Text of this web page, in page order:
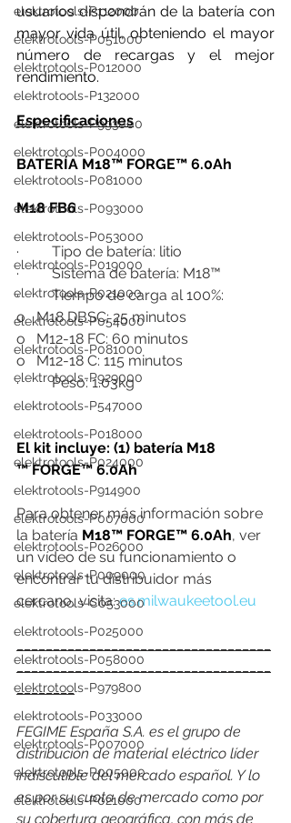
elektrotools-P112000
elektrotools-P051000
elektrotools-P012000
elektrotools-P132000
elektrotools-P993000
elektrotools-P004000
elektrotools-P081000
elektrotools-P093000
elektrotools-P053000
elektrotools-P019000
elektrotools-P021000
elektrotools-P054000
elektrotools-P081000
elektrotools-P929000
elektrotools-P547000
elektrotools-P018000
elektrotools-P024000
elektrotools-P914900
elektrotools-P007000
elektrotools-P026000
elektrotools-P009000
elektrotools-C053000
elektrotools-P025000
elektrotools-P058000
elektrotools-P979800
elektrotools-P033000
elektrotools-P007000
elektrotools-P005000
elektrotools-P021000
usuarios dispondrán de la batería con
mayor vida útil, obteniendo el mayor
número de recargas y el mejor
rendimiento.
Especificaciones
BATERÍA M18™ FORGE™ 6.0Ah
M18 FB6
·         Tipo de batería: litio
·         Sistema de batería: M18™
·         Tiempo de carga al 100%:
o   M18 DBSC: 25 minutos
o   M12-18 FC: 60 minutos
o   M12-18 C: 115 minutos
·         Peso: 1.03kg
El kit incluye: (1) batería M18
™ FORGE™ 6.0Ah
Para obtener más información sobre
la batería M18™ FORGE™ 6.0Ah, ver
un vídeo de su funcionamiento o
encontrar tu distribuidor más
cercano, visita: es.milwaukeetool.eu
___________________________________
________
FEGIME España S.A. es el grupo de
distribución de material eléctrico líder
indiscutible del mercado español. Y lo
es por su cuota de mercado como por
su cobertura geográfica, con más de